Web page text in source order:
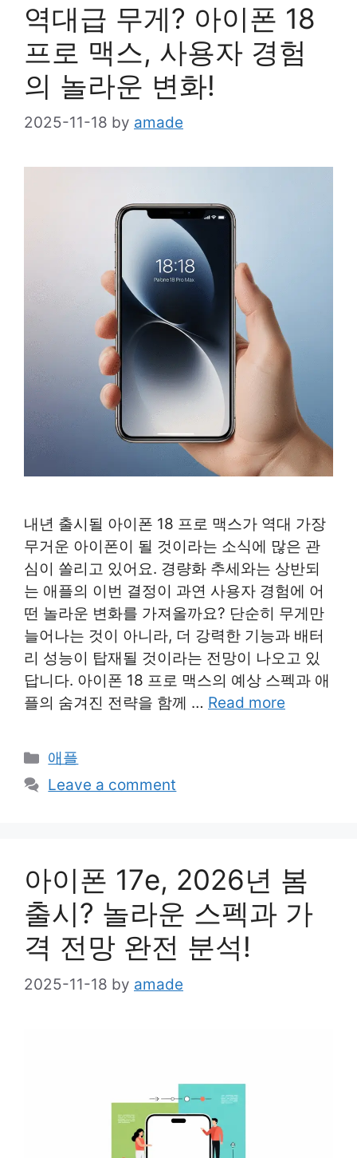
역대급 무게? 아이폰 18
프로 맥스, 사용자 경험
의 놀라운 변화!
2025-11-18 by amade
내년 출시될 아이폰 18 프로 맥스가 역대 가장
무거운 아이폰이 될 것이라는 소식에 많은 관
심이 쏠리고 있어요. 경량화 추세와는 상반되
는 애플의 이번 결정이 과연 사용자 경험에 어
떤 놀라운 변화를 가져올까요? 단순히 무게만
늘어나는 것이 아니라, 더 강력한 기능과 배터
리 성능이 탑재될 것이라는 전망이 나오고 있
답니다. 아이폰 18 프로 맥스의 예상 스펙과 애
플의 숨겨진 전략을 함께 … Read more
Categories
애플
Leave a comment
아이폰 17e, 2026년 봄
출시? 놀라운 스펙과 가
격 전망 완전 분석!
2025-11-18 by amade